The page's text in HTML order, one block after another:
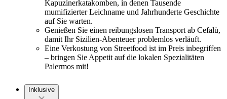
Kapuzinerkatakomben, in denen Tausende
mumifizierter Leichname und Jahrhunderte Geschichte
auf Sie warten.
Genießen Sie einen reibungslosen Transport ab Cefalù,
damit Ihr Sizilien-Abenteuer problemlos verläuft.
Eine Verkostung von Streetfood ist im Preis inbegriffen
– bringen Sie Appetit auf die lokalen Spezialitäten
Palermos mit!
Inklusive